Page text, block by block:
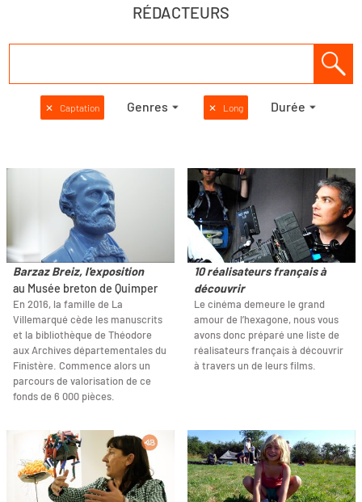
RÉDACTEURS
✕ Captation Genres ✕ Long Durée
Barzaz Breiz, l'exposition
au Musée breton de Quimper
En 2016, la famille de La
Villemarqué cède les manuscrits
et la bibliothèque de Théodore
aux Archives départementales du
Finistère. Commence alors un
parcours de valorisation de ce
fonds de 6 000 pièces.
10 réalisateurs français à
découvrir
Le cinéma demeure le grand
amour de l’hexagone, nous vous
avons donc préparé une liste de
réalisateurs français à découvrir
à travers un de leurs films.